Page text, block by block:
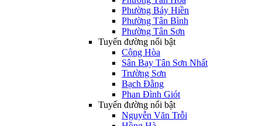
Phường Bảy Hiền
Phường Tân Bình
Phường Tân Sơn
Tuyến đường nổi bật
Cộng Hòa
Sân Bay Tân Sơn Nhất
Trường Sơn
Bạch Đằng
Phan Đình Giót
Tuyến đường nổi bật
Nguyễn Văn Trỗi